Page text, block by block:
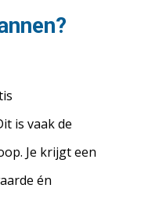
is vaak de
Je krijgt een
én